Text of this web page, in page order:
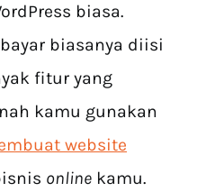
biasa.
biasanya diisi
fitur yang
kamu gunakan
website
online kamu.